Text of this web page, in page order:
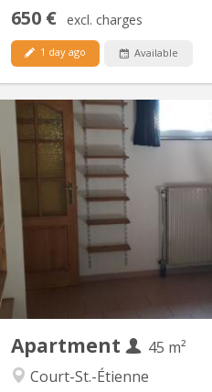
650 € excl. charges
1 day ago Available
Apartment
45 m²
Court-St.-Étienne
Uniquement pour 1
studio meublé
état Loyer mensuel 560 euros,
par mois = 660 euros TOUT
eau, internet) Pas de